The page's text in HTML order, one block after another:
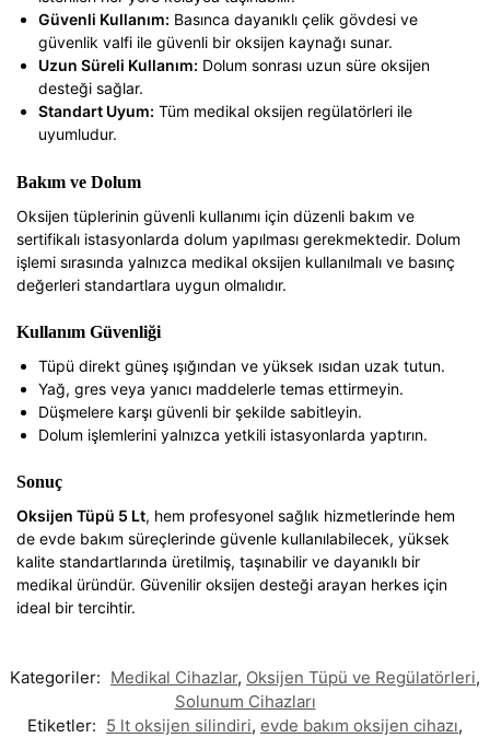
Güvenli Kullanım: Basınca dayanıklı çelik gövdesi ve
güvenlik valfi ile güvenli bir oksijen kaynağı sunar.
Uzun Süreli Kullanım: Dolum sonrası uzun süre oksijen
desteği sağlar.
Standart Uyum: Tüm medikal oksijen regülatörleri ile
uyumludur.
Bakım ve Dolum
Oksijen tüplerinin güvenli kullanımı için düzenli bakım ve
sertifikalı istasyonlarda dolum yapılması gerekmektedir. Dolum
işlemi sırasında yalnızca medikal oksijen kullanılmalı ve basınç
değerleri standartlara uygun olmalıdır.
Kullanım Güvenliği
Tüpü direkt güneş ışığından ve yüksek ısıdan uzak tutun.
Yağ, gres veya yanıcı maddelerle temas ettirmeyin.
Düşmelere karşı güvenli bir şekilde sabitleyin.
Dolum işlemlerini yalnızca yetkili istasyonlarda yaptırın.
Sonuç
Oksijen Tüpü 5 Lt, hem profesyonel sağlık hizmetlerinde hem
de evde bakım süreçlerinde güvenle kullanılabilecek, yüksek
kalite standartlarında üretilmiş, taşınabilir ve dayanıklı bir
medikal üründür. Güvenilir oksijen desteği arayan herkes için
ideal bir tercihtir.
Kategoriler: Medikal Cihazlar, Oksijen Tüpü ve Regülatörleri,
Solunum Cihazları
Etiketler: 5 lt oksijen silindiri, evde bakım oksijen cihazı,